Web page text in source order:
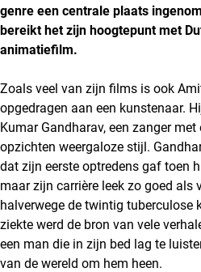
genre een centrale plaats
bereikt het zijn hoogtepunt met
animatiefilm.
Zoals veel van zijn films is ook
opgedragen aan een kunstenaar.
Kumar Gandharav, een zanger met
opzichten weergaloze stijl.
dat zijn eerste optredens gaf toen
maar zijn carrière leek zo goed als
halverwege de twintig tuberculose
ziekte werd de bron van vele
een man die in zijn bed lag te
van de wereld om hem heen.